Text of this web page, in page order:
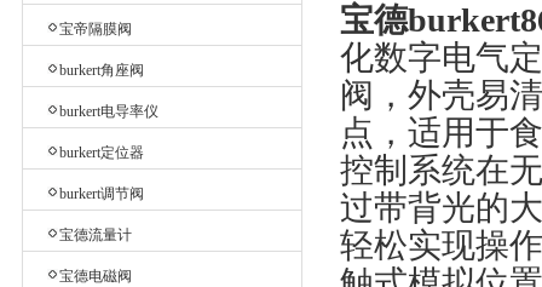
宝帝隔膜阀
burkert角座阀
burkert电导率仪
burkert定位器
burkert调节阀
宝德流量计
宝德电磁阀
宝德
化数字电气
阀，外壳易
点，适用于
控制系统在
过带背光的
轻松实现操